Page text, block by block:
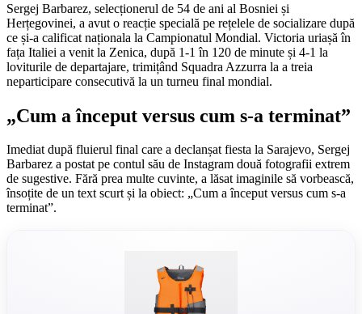
Sergej Barbarez, selecționerul de 54 de ani al Bosniei și
Herțegovinei, a avut o reacție specială pe rețelele de socializare după
ce și-a calificat naționala la Campionatul Mondial. Victoria uriașă în
fața Italiei a venit la Zenica, după 1-1 în 120 de minute și 4-1 la
loviturile de departajare, trimițând Squadra Azzurra la a treia
neparticipare consecutivă la un turneu final mondial.
„Cum a început versus cum s-a terminat”
Imediat după fluierul final care a declanșat fiesta la Sarajevo, Sergej
Barbarez a postat pe contul său de Instagram două fotografii extrem
de sugestive. Fără prea multe cuvinte, a lăsat imaginile să vorbească,
însoțite de un text scurt și la obiect: „Cum a început versus cum s-a
terminat”.